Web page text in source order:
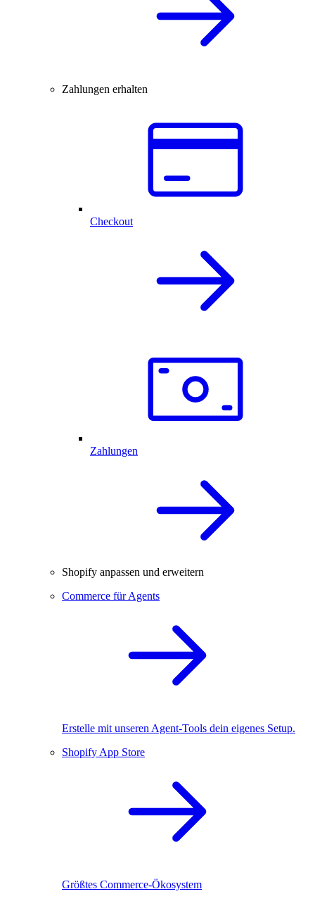
Zahlungen erhalten
Checkout
Zahlungen
Shopify anpassen und erweitern
Commerce für Agents
Erstelle mit unseren Agent-Tools dein eigenes Setup.
Shopify App Store
Größtes Commerce-Ökosystem